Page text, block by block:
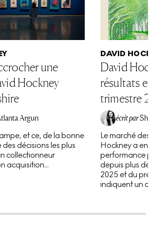
une
Hockney
Argun
et ce, de la bonne
des décisions les plus
collectionneur
acquisition...
DAVID
David
résultats
trimestre
écrit par
Le marché
Hockney a
performance
depuis plus
2025 et du
indiquent un